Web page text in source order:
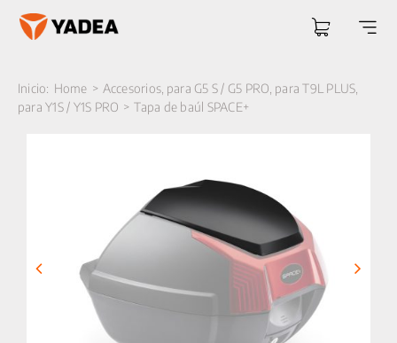
Saltar
Inicio: Home Accesorios para G5 S / G5 PRO para T9L PLUS
para Y1S / Y1S PRO
Tapa de baúl SPACE+